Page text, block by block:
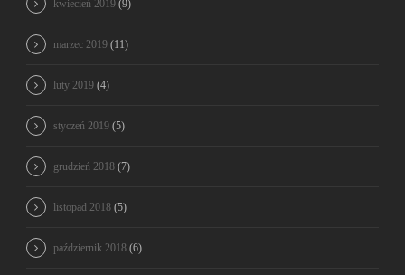
kwiecień 2019 (9)
marzec 2019 (11)
luty 2019 (4)
styczeń 2019 (5)
grudzień 2018 (7)
listopad 2018 (5)
październik 2018 (6)